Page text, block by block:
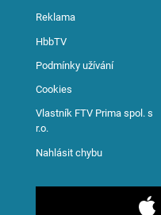
Reklama
HbbTV
Podmínky užívání
Cookies
Vlastník FTV Prima spol. s
r.o.
Nahlásit chybu